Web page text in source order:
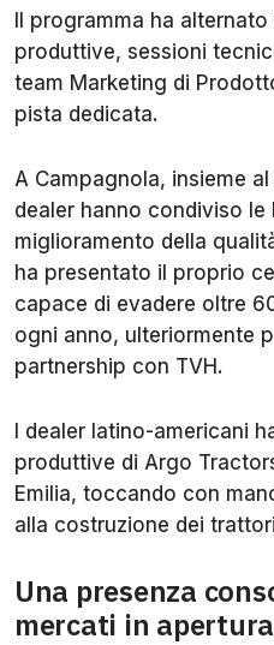
Il programma ha
produttive, sessioni
team Marketing di
pista dedicata.
A Campagnola, insieme
dealer hanno condiviso
miglioramento della
ha presentato il proprio
capace di evadere oltre
ogni anno, ulteriormente
partnership con TVH.
I dealer latino-americani
produttive di Argo
Emilia, toccando con
alla costruzione dei
Una presenza
mercati in apertura